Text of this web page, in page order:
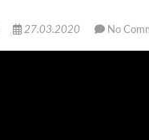
27.03.2020 No